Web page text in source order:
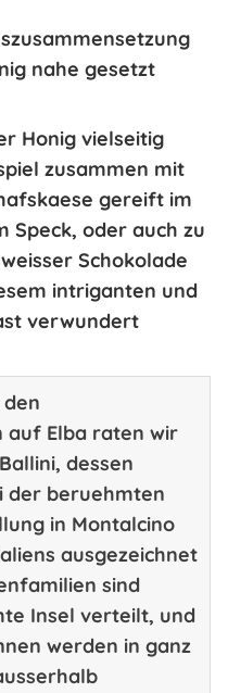
nahe gesetzt
Honig vielseitig
zusammen mit
gereift im
oder auch zu
Schokolade
intriganten und
verwundert
auf Elba raten wir
, dessen
der beruehmten
in Montalcino
ausgezeichnet
sind
Insel verteilt, und
werden in ganz